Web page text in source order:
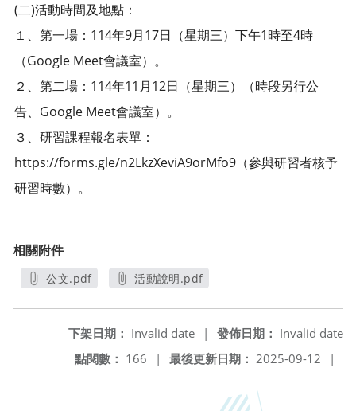
(二)活動時間及地點：
１、第一場：114年9月17日（星期三）下午1時至4時
（Google Meet會議室）。
２、第二場：114年11月12日（星期三）（時段另行公
告、Google Meet會議室）。
３、研習課程報名表單：
https://forms.gle/n2LkzXeviA9orMfo9（參與研習者核予
研習時數）。
相關附件
公文.pdf
活動說明.pdf
發佈日期： Invalid date
下架日期： Invalid date
|
最後更新日期： 2025-09-12 |
點閱數： 166 |